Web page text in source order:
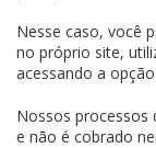
Nesse caso, você
no próprio site,
acessando a
Nossos
e não é cobrado